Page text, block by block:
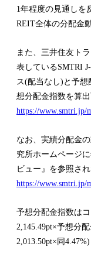
1年程度の見通しを
REIT全体の分配金
また、三井住友ト
表しているSMTRI
ス(配当なし)と予
想分配金指数を算出
https://www.smtri.jp/
なお、実績分配金
究所ホームページ
ビュー』を参照され
https://www.smtri.jp/
予想分配金指数は
2,145.49pt×予想分
2,013.50pt×同